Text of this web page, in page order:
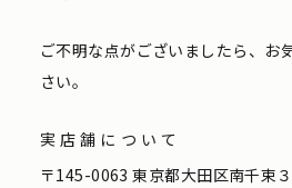
ご不明な点がございましたら、お
さい。
実店舗について
〒145-0063 東京都大田区南千束